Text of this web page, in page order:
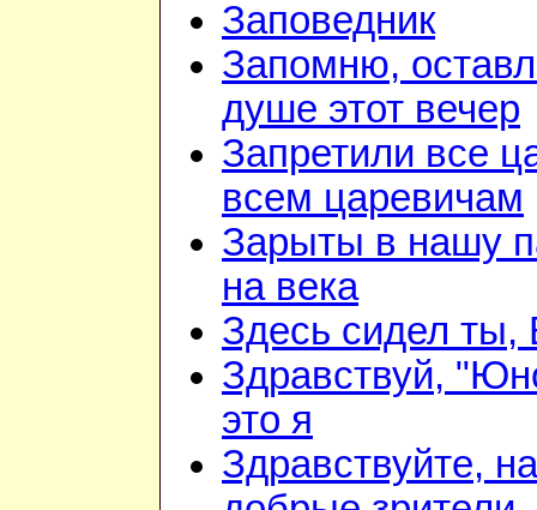
Заповедник
Запомню,
душе этот вечер
Запретили все
всем царевичам
Зарыты в нашу
на века
Здесь сидел ты,
Здравствуй,
это я
Здравствуйте,